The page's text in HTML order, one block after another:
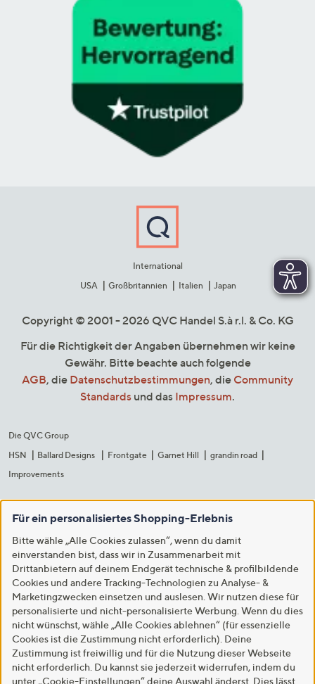
International
USA
Großbritannien Italien Japan
Copyright © 2001 - 2026 QVC Handel S.à r.l. & Co. KG
Für die Richtigkeit der Angaben übernehmen wir keine
Gewähr. Bitte beachte auch folgende
AGB, die Datenschutzbestimmungen, die Community
Standards und das Impressum.
Die QVC Group
HSN
Ballard Designs Frontgate Garnet Hill
grandin road
Improvements
Für ein personalisiertes Shopping-Erlebnis
Bitte wähle „Alle Cookies zulassen“, wenn du damit
einverstanden bist, dass wir in Zusammenarbeit mit
Drittanbietern auf deinem Endgerät technische & profilbildende
Cookies und andere Tracking-Technologien zu Analyse- &
Marketingzwecken einsetzen und auslesen. Wir nutzen diese für
personalisierte und nicht-personalisierte Werbung. Wenn du dies
nicht wünschst, wähle „Alle Cookies ablehnen“ (für essenzielle
Cookies ist die Zustimmung nicht erforderlich). Deine
Zustimmung ist freiwillig und für die Nutzung dieser Webseite
nicht erforderlich. Du kannst sie jederzeit widerrufen, indem du
unter „Cookie-Einstellungen“ deine Auswahl änderst. Dies lässt